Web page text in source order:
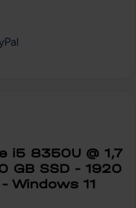
i5 8350U @ 1,7
GB SSD - 1920
Windows 11